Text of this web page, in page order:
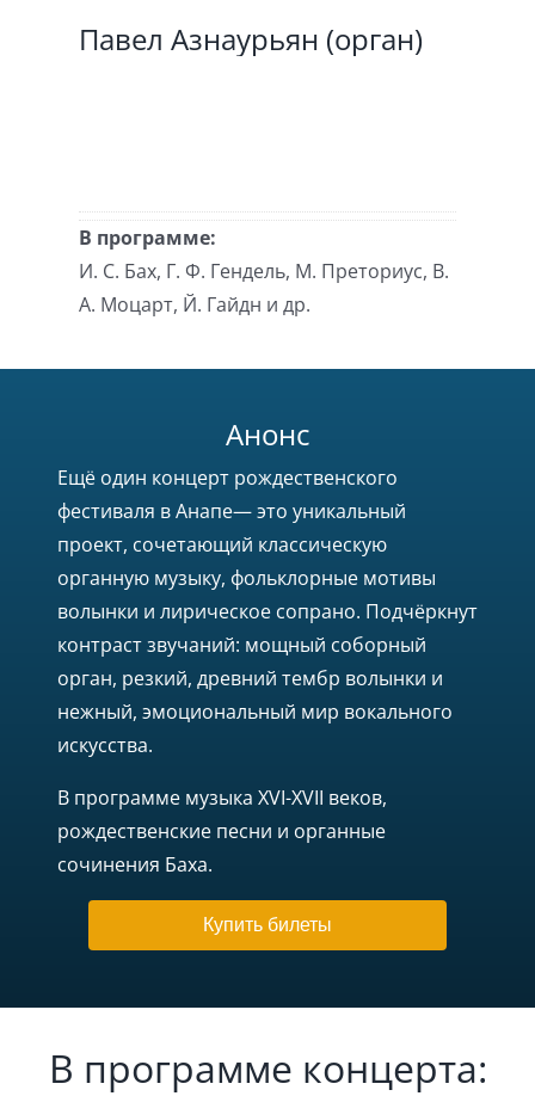
Павел Азнаурьян (орган)
В программе:
И. С. Бах, Г. Ф. Гендель, М. Преториус, В.
А. Моцарт, Й. Гайдн и др.
Анонс
Ещё один концерт рождественского
фестиваля в Анапе— это уникальный
проект, сочетающий классическую
органную музыку, фольклорные мотивы
волынки и лирическое сопрано. Подчёркнут
контраст звучаний: мощный соборный
орган, резкий, древний тембр волынки и
нежный, эмоциональный мир вокального
искусства.
В программе музыка XVI-XVII веков,
рождественские песни и органные
сочинения Баха.
Купить билеты
В программе концерта: